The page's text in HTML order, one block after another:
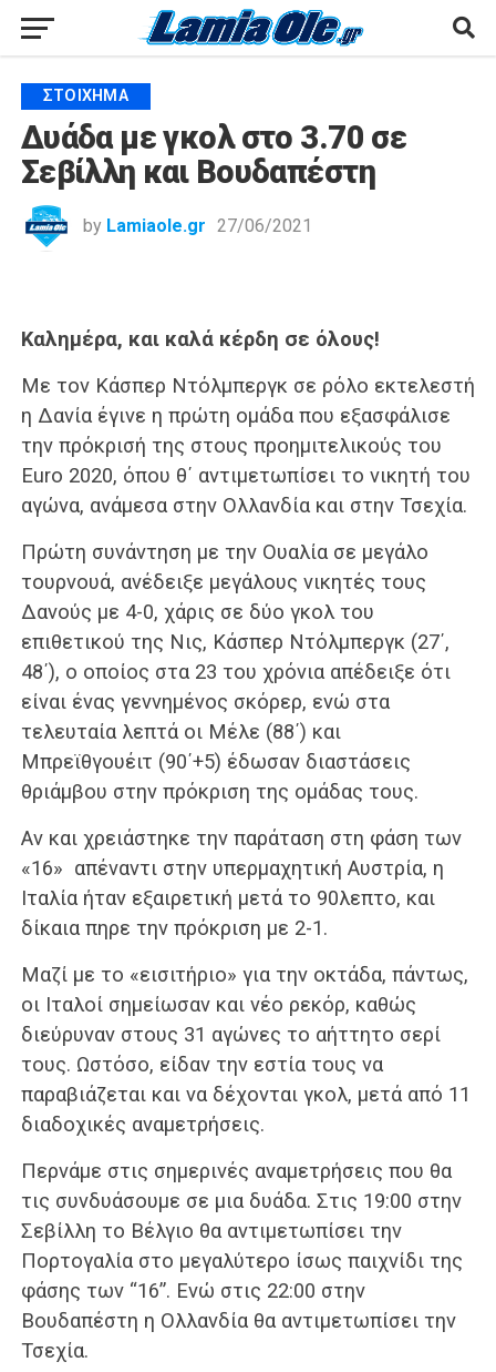
ΣΤΟΊΧΗΜΑ
Δυάδα με γκολ στο 3.70 σε
Σεβίλλη και Βουδαπέστη
by Lamiaole.gr 27/06/2021
Καλημέρα, και καλά κέρδη σε όλους!
Με τον Κάσπερ Ντόλμπεργκ σε ρόλο εκτελεστή
η Δανία έγινε η πρώτη ομάδα που εξασφάλισε
την πρόκρισή της στους προημιτελικούς του
Euro 2020, όπου θ΄ αντιμετωπίσει το νικητή του
αγώνα, ανάμεσα στην Ολλανδία και στην Τσεχία.
Πρώτη συνάντηση με την Ουαλία σε μεγάλο
τουρνουά, ανέδειξε μεγάλους νικητές τους
Δανούς με 4-0, χάρις σε δύο γκολ του
επιθετικού της Νις, Κάσπερ Ντόλμπεργκ (27΄,
48΄), ο οποίος στα 23 του χρόνια απέδειξε ότι
είναι ένας γεννημένος σκόρερ, ενώ στα
τελευταία λεπτά οι Μέλε (88΄) και
Μπρεϊθγουέιτ (90΄+5) έδωσαν διαστάσεις
θριάμβου στην πρόκριση της ομάδας τους.
Αν και χρειάστηκε την παράταση στη φάση των
«16» απέναντι στην υπερμαχητική Αυστρία, η
Ιταλία ήταν εξαιρετική μετά το 90λεπτο, και
δίκαια πηρε την πρόκριση με 2-1.
Μαζί με το «εισιτήριο» για την οκτάδα, πάντως,
οι Ιταλοί σημείωσαν και νέο ρεκόρ, καθώς
διεύρυναν στους 31 αγώνες το αήττητο σερί
τους. Ωστόσο, είδαν την εστία τους να
παραβιάζεται και να δέχονται γκολ, μετά από 11
διαδοχικές αναμετρήσεις.
Περνάμε στις σημερινές αναμετρήσεις που θα
τις συνδυάσουμε σε μια δυάδα. Στις 19:00 στην
Σεβίλλη το Βέλγιο θα αντιμετωπίσει την
Πορτογαλία στο μεγαλύτερο ίσως παιχνίδι της
φάσης των “16”. Ενώ στις 22:00 στην
Βουδαπέστη η Ολλανδία θα αντιμετωπίσει την
Τσεχία.